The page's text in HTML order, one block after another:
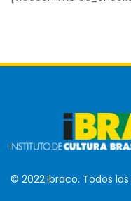
© 2022.Ibraco. Todos